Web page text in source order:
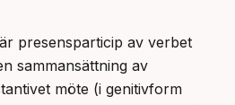
presensparticip av verbet
sammansättning av
möte (i genitivform